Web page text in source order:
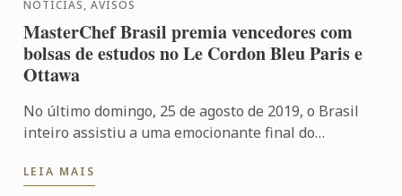
NOTÍCIAS, AVISOS
MasterChef Brasil premia vencedores com
bolsas de estudos no Le Cordon Bleu Paris e
Ottawa
No último domingo, 25 de agosto de 2019, o Brasil
inteiro assistiu a uma emocionante final do
Lorena, ...
LEIA MAIS